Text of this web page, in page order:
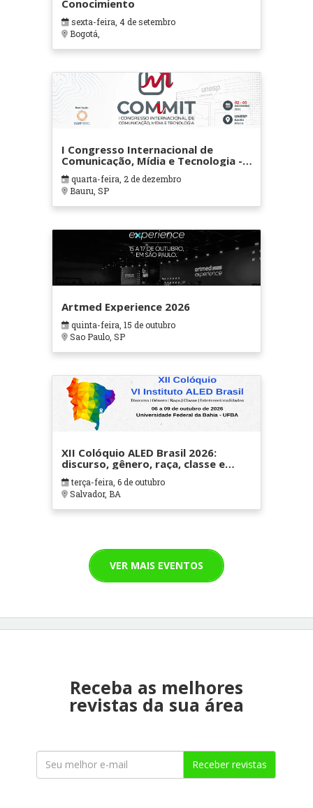
Conocimiento
sexta-feira, 4 de setembro
Bogotá,
I Congresso Internacional de
Comunicação, Mídia e Tecnologia -
COMMIT (UNESP 2026)
quarta-feira, 2 de dezembro
Bauru, SP
Artmed Experience 2026
quinta-feira, 15 de outubro
Sao Paulo, SP
XII Colóquio ALED Brasil 2026:
discurso, gênero, raça, classe e
interseccionalidades VI Instituto
ALED Brasil
terça-feira, 6 de outubro
Salvador, BA
VER MAIS EVENTOS
Receba as melhores
revistas da sua área
Receber revistas